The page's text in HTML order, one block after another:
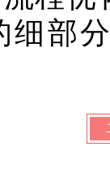
细部